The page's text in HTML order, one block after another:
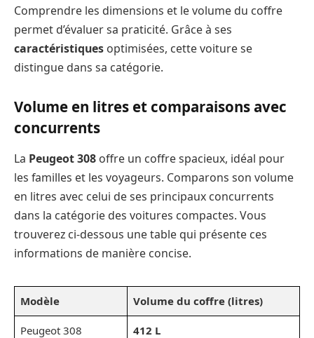
Comprendre les dimensions et le volume du coffre
permet d’évaluer sa praticité. Grâce à ses
caractéristiques optimisées, cette voiture se
distingue dans sa catégorie.
Volume en litres et comparaisons avec
concurrents
La Peugeot 308 offre un coffre spacieux, idéal pour
les familles et les voyageurs. Comparons son volume
en litres avec celui de ses principaux concurrents
dans la catégorie des voitures compactes. Vous
trouverez ci-dessous une table qui présente ces
informations de manière concise.
Modèle Volume du coffre (litres)
Peugeot 308 412 L